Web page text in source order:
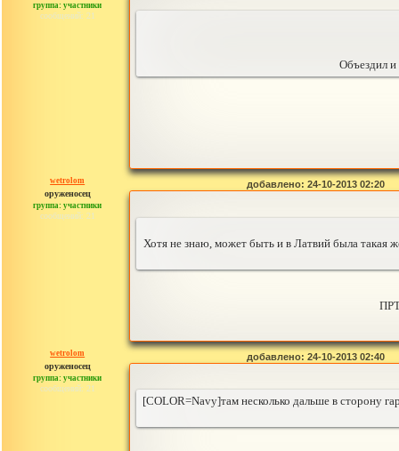
группа: участники
сообщений: 21
Объездил и
wetrolom
оруженосец
группа: участники
сообщений: 21
добавлено: 24-10-2013 02:20
Хотя не знаю, может быть и в Латвий была такая
wetrolom
оруженосец
группа: участники
сообщений: 21
добавлено: 24-10-2013 02:40
[COLOR=Navy]там несколько дальше в сторону